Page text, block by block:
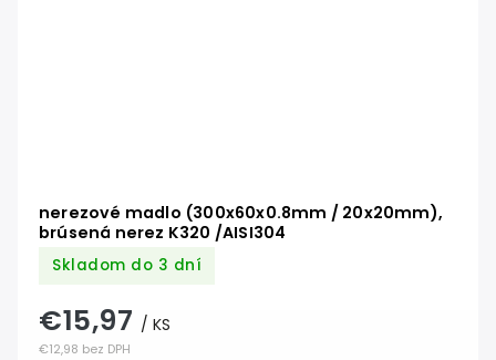
nerezové madlo (300x60x0.8mm / 20x20mm),
brúsená nerez K320 /AISI304
Skladom do 3 dní
€12,98 bez DPH
€15,97 / KS